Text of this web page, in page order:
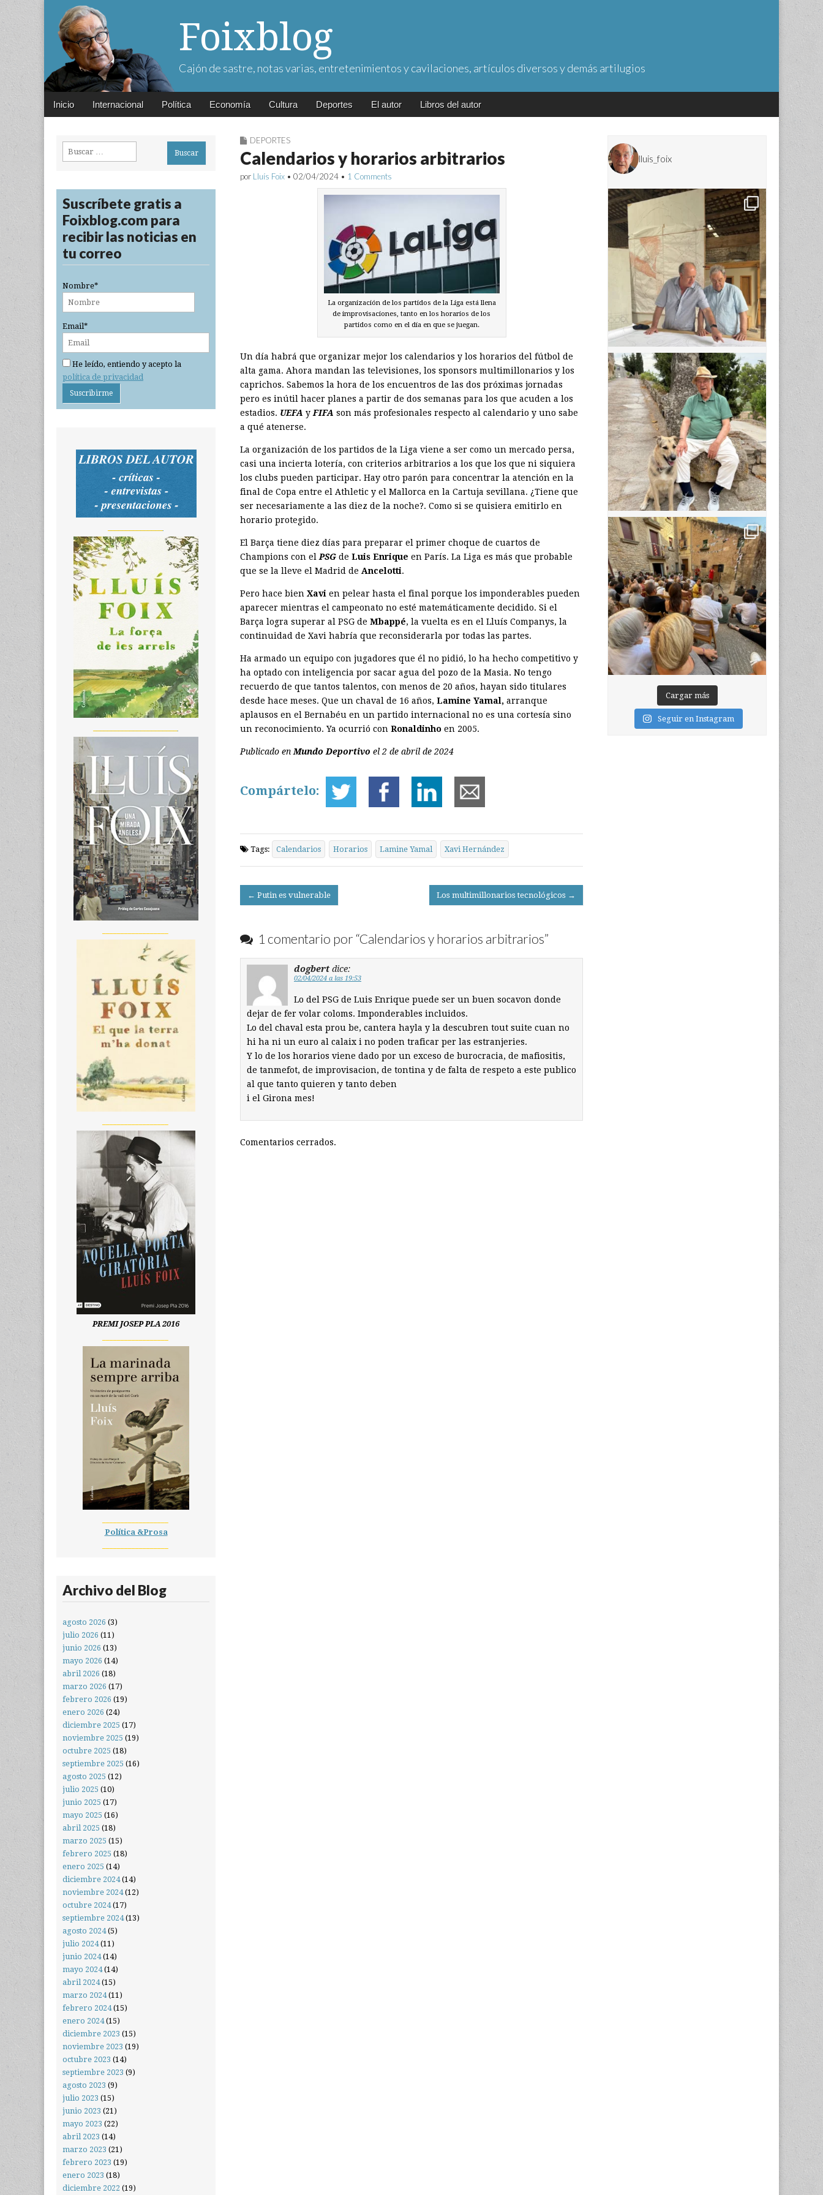
Foixblog
Cajón de sastre, notas varias, entretenimientos y cavilaciones, artículos diversos y demás artilugios
Main
Skip
Inicio Internacional Política Economía Cultura Deportes El autor Libros del autor
DEPORTES
Calendarios y horarios arbitrarios
por Lluís Foix • 02/04/2024 • 1 Comments
La organización de los partidos de la Liga está llena
de improvisaciones, tanto en los horarios de los
partidos como en el día en que se juegan.
Un día habrá que organizar mejor los calendarios y los horarios del fútbol de
alta gama. Ahora mandan las televisiones, los sponsors multimillonarios y los
caprichos. Sabemos la hora de los encuentros de las dos próximas jornadas
pero es inútil hacer planes a partir de dos semanas para los que acuden a los
estadios. UEFA y FIFA son más profesionales respecto al calendario y uno sabe
a qué atenerse.
La organización de los partidos de la Liga viene a ser como un mercado persa,
casi una incierta lotería, con criterios arbitrarios a los que los que ni siquiera
los clubs pueden participar. Hay otro parón para concentrar la atención en la
final de Copa entre el Athletic y el Mallorca en la Cartuja sevillana. ¿Tiene que
ser necesariamente a las diez de la noche?. Como si se quisiera emitirlo en
horario protegido.
El Barça tiene diez días para preparar el primer choque de cuartos de
Champions con el PSG de Luis Enrique en París. La Liga es más que probable
que se la lleve el Madrid de Ancelotti.
Pero hace bien Xavi en pelear hasta el final porque los imponderables pueden
aparecer mientras el campeonato no esté matemáticamente decidido. Si el
Barça logra superar al PSG de Mbappé, la vuelta es en el Lluís Companys, la
continuidad de Xavi habría que reconsiderarla por todas las partes.
Ha armado un equipo con jugadores que él no pidió, lo ha hecho competitivo y
ha optado con inteligencia por sacar agua del pozo de la Masia. No tengo
recuerdo de que tantos talentos, con menos de 20 años, hayan sido titulares
desde hace meses. Que un chaval de 16 años, Lamine Yamal, arranque
aplausos en el Bernabéu en un partido internacional no es una cortesía sino
un reconocimiento. Ya ocurrió con Ronaldinho en 2005.
Publicado en Mundo Deportivo el 2 de abril de 2024
Compártelo:
Tags: Calendarios Horarios Lamine Yamal Xavi Hernández
Post
navigation
← Putin es vulnerable Los multimillonarios tecnológicos →
1 comentario por “Calendarios y horarios arbitrarios”
dogbert dice:
02/04/2024 a las 19:53
Lo del PSG de Luis Enrique puede ser un buen socavon donde
dejar de fer volar coloms. Imponderables incluidos.
Lo del chaval esta prou be, cantera hayla y la descubren tout suite cuan no
hi ha ni un euro al calaix i no poden traficar per las estranjeries.
Y lo de los horarios viene dado por un exceso de burocracia, de mafiositis,
de tanmefot, de improvisacion, de tontina y de falta de respeto a este publico
al que tanto quieren y tanto deben
i el Girona mes!
Comentarios cerrados.
Buscar:
Suscríbete gratis a
Foixblog.com para
recibir las noticias en
tu correo
Nombre*
Email*
He leído, entiendo y acepto la
política de privacidad
PREMI JOSEP PLA 2016
Política &Prosa
Archivo del Blog
agosto 2026 (3)
julio 2026 (11)
junio 2026 (13)
mayo 2026 (14)
abril 2026 (18)
marzo 2026 (17)
febrero 2026 (19)
enero 2026 (24)
diciembre 2025 (17)
noviembre 2025 (19)
octubre 2025 (18)
septiembre 2025 (16)
agosto 2025 (12)
julio 2025 (10)
junio 2025 (17)
mayo 2025 (16)
abril 2025 (18)
marzo 2025 (15)
febrero 2025 (18)
enero 2025 (14)
diciembre 2024(14)
noviembre 2024(12)
octubre 2024(17)
septiembre 2024(13)
agosto 2024(5)
julio 2024(11)
junio 2024(14)
mayo 2024(14)
abril 2024(15)
marzo 2024(11)
febrero 2024(15)
enero 2024(15)
diciembre 2023 (15)
noviembre 2023 (19)
octubre 2023 (14)
septiembre 2023 (9)
agosto 2023 (9)
julio 2023 (15)
junio 2023 (21)
mayo 2023 (22)
abril 2023 (14)
marzo 2023 (21)
febrero 2023 (19)
enero 2023 (18)
diciembre 2022 (19)
lluis_foix
Cargar más
Seguir en Instagram